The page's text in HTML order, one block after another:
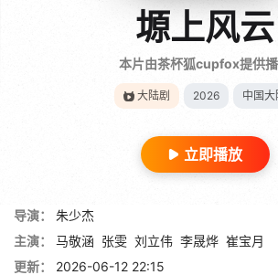
塬上风云
本片由茶杯狐cupfox提供
大陆剧 2026 中国大
立即播放
导演：
朱少杰
主演：
马敬涵 张雯 刘立伟 李晟烨 崔宝月
更新：
2026-06-12 22:15